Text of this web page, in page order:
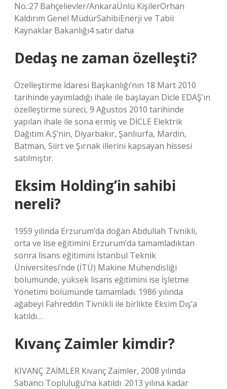
No.:27 Bahçelievler/AnkaraÜnlü KişilerOrhan
Kaldırım Genel MüdürSahibiEnerji ve Tabii
Kaynaklar Bakanlığı4 satır daha
Dedaş ne zaman özelleşti?
Özelleştirme İdaresi Başkanlığı’nın 18 Mart 2010
tarihinde yayımladığı ihale ile başlayan Dicle EDAŞ’ın
özelleştirme süreci, 9 Ağustos 2010 tarihinde
yapılan ihale ile sona ermiş ve DİCLE Elektrik
Dağıtım A.Ş’nin, Diyarbakır, Şanlıurfa, Mardin,
Batman, Siirt ve Şırnak illerini kapsayan hissesi
satılmıştır.
Eksim Holding’in sahibi
nereli?
1959 yılında Erzurum’da doğan Abdullah Tivnikli,
orta ve lise eğitimini Erzurum’da tamamladıktan
sonra lisans eğitimini İstanbul Teknik
Üniversitesi’nde (İTÜ) Makine Mühendisliği
bölümünde, yüksek lisans eğitimini ise İşletme
Yönetimi bölümünde tamamladı. 1986 yılında
ağabeyi Fahreddin Tivnikli ile birlikte Eksim Dış’a
katıldı…
Kıvanç Zaimler kimdir?
KIVANÇ ZAİMLER Kıvanç Zaimler, 2008 yılında
Sabancı Topluluğu’na katıldı. 2013 yılına kadar